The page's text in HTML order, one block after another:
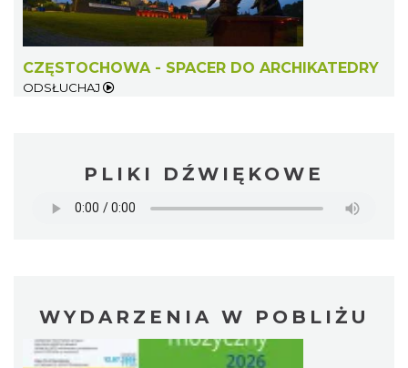
CZĘSTOCHOWA - SPACER DO ARCHIKATEDRY
ODSŁUCHAJ
PLIKI DŹWIĘKOWE
WYDARZENIA W POBLIŻU